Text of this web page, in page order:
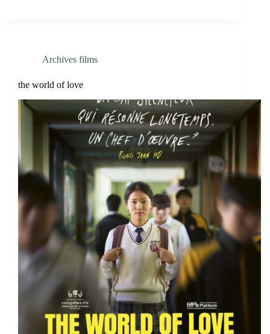
Archives films
the world of love